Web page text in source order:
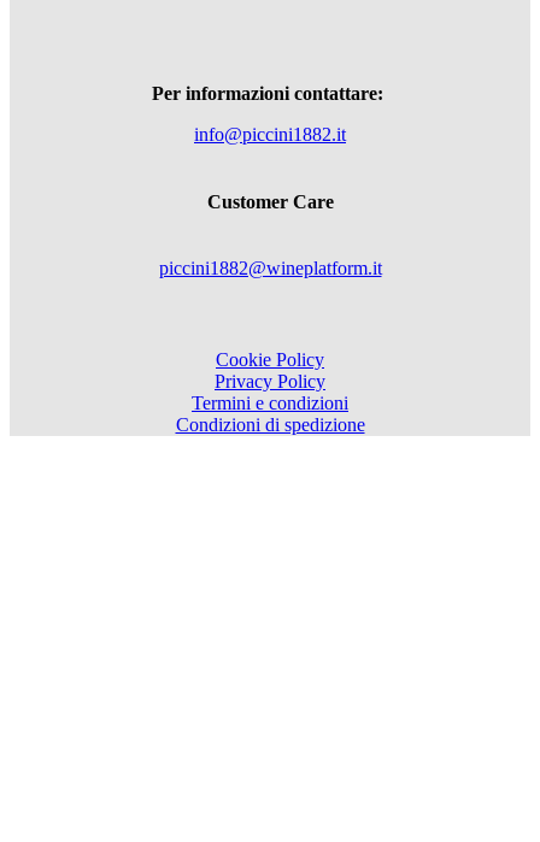
Per informazioni contattare:
info@piccini1882.it
Customer Care
piccini1882@wineplatform.it
Cookie Policy
Privacy Policy
Termini e condizioni
Condizioni di spedizione